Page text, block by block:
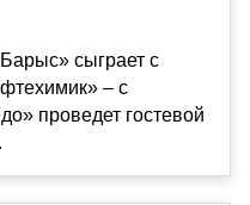
сыграет с
– с
проведет гостевой